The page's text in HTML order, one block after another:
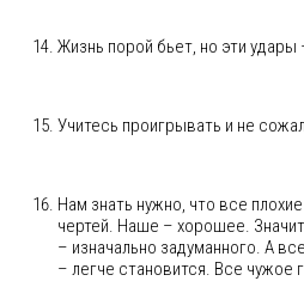
Жизнь порой бьет, но эти удары
Учитесь проигрывать и не
Нам знать нужно, что все
чертей. Наше – хорошее.
– изначально задуманного. А
– легче становится. Все чужое